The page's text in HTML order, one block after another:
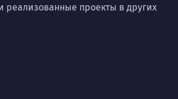
реализованные проекты в других